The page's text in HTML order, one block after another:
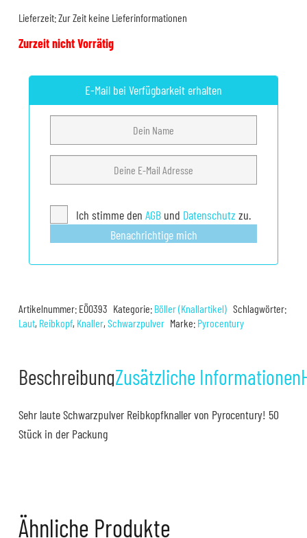
Lieferzeit:Zur Zeit keine Lieferinformationen
Zurzeit nicht Vorrätig
E-Mail bei Verfügbarkeit erhalten
Ich stimme denAGB und Datenschutz zu.
Benachrichtige mich
Artikelnummer: EÖ0393 Kategorie: Böller (Knallartikel) Schlagwörter:
Laut, Reibkopf, Knaller, Schwarzpulver Marke: Pyrocentury
BeschreibungZusätzliche Informationen
Sehr laute Schwarzpulver Reibkopfknaller von Pyrocentury! 50
Stück in der Packung
Ähnliche Produkte